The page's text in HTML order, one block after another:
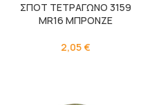
ΣΠΟΤ ΤΕΤΡΑΓΩΝΟ 3159
MR16 ΜΠΡΟΝΖΕ
2,05€